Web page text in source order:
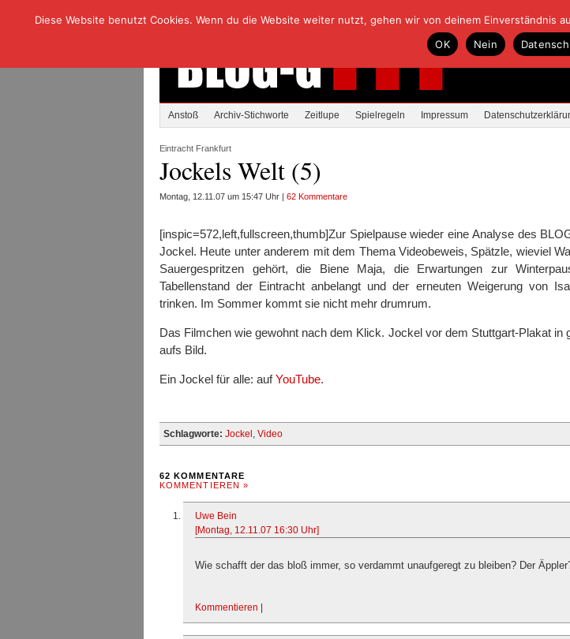
Anstoß Archiv-Stichworte Zeitlupe Spielregeln Impressum
Eintracht Frankfurt
Jockels Welt (5)
Montag, 12.11.07 um 15:47 Uhr | 62 Kommentare
[inspic=572,left,fullscreen,thumb]Zur Spielpause wieder eine Analyse des
Jockel. Heute unter anderem mit dem Thema Videobeweis, Spätzle, wieviel
Sauergespritzen gehört, die Biene Maja, die Erwartungen zur
Tabellenstand der Eintracht anbelangt und der erneuten Weigerung von
trinken. Im Sommer kommt sie nicht mehr drumrum.
Das Filmchen wie gewohnt nach dem Klick. Jockel vor dem Stuttgart-Plakat in
aufs Bild.
Ein Jockel für alle: aufYouTube.
Schlagworte: Jockel , Video
62 KOMMENTARE
KOMMENTIEREN »
Uwe Bein
[Montag, 12.11.07 16:30 Uhr]
Wie schafft der das bloß immer, so verdammt unaufgeregt zu bleiben? Der
Kommentieren
Diese Website benutzt Cookies. Wenn du die Website weiter nutzt, gehen wir von deinem
OK
Nein